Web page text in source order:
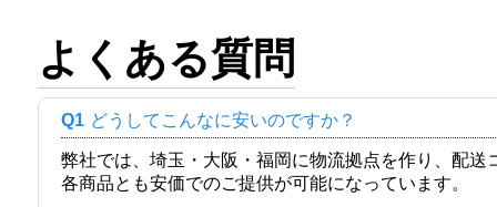
よくある質問
Q1 どうしてこんなに安いのですか？
弊社では、埼玉・大阪・福岡に物流拠点を作り、配
各商品とも安価でのご提供が可能になっています。